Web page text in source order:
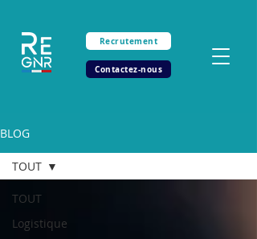
Recrutement
Contactez-nous
BLOG
TOUT
Logistique
TOUT